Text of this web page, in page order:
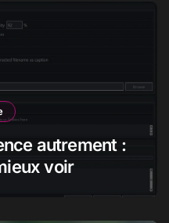
autrement :
voir